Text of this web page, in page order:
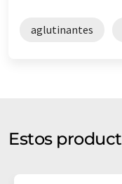
aglutinantes
Estos